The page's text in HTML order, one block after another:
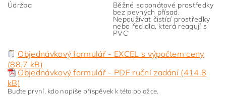
Údržba
Běžné saponátové prostředky
bez pevných přísad.
Nepoužívat čistící prostředky
nebo ředidla, která reagují s
PVC
Objednávkový formulář - EXCEL s výpočtem ceny
(88.7 kB)
Objednávkový formulář - PDF ruční zadání (414.8
kB)
Buďte první, kdo napíše příspěvek k této položce.